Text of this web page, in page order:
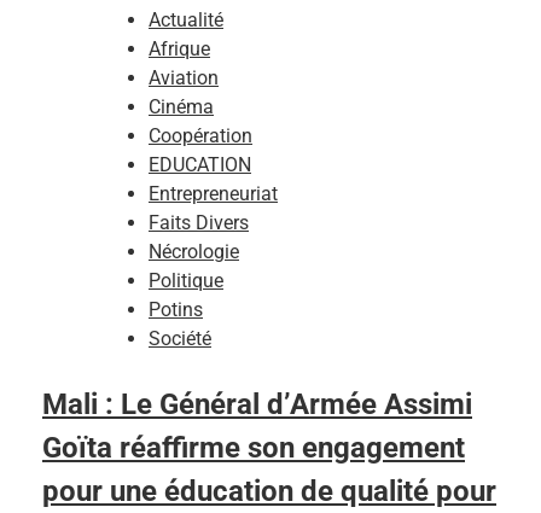
Actualité
Afrique
Aviation
Cinéma
Coopération
EDUCATION
Entrepreneuriat
Faits Divers
Nécrologie
Politique
Potins
Société
Mali : Le Général d’Armée Assimi
Goïta réaffirme son engagement
pour une éducation de qualité pour